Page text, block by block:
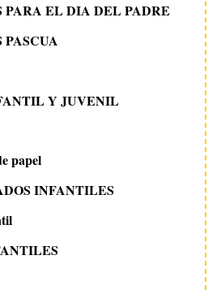
EL DIA DEL PADRE
Y JUVENIL
papel
INFANTILES